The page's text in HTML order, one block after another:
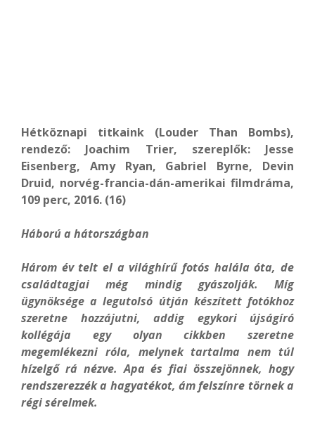
Hétköznapi titkaink (Louder Than Bombs),
rendező: Joachim Trier, szereplők: Jesse
Eisenberg, Amy Ryan, Gabriel Byrne, Devin
Druid, norvég-francia-dán-amerikai filmdráma,
109 perc, 2016. (16)
Háború a hátországban
Három év telt el a világhírű fotós halála óta, de
családtagjai még mindig gyászolják. Míg
ügynöksége a legutolsó útján készített fotókhoz
szeretne hozzájutni, addig egykori újságíró
kollégája egy olyan cikkben szeretne
megemlékezni róla, melynek tartalma nem túl
hízelgő rá nézve. Apa és fiai összejönnek, hogy
rendszerezzék a hagyatékot, ám felszínre törnek a
régi sérelmek.